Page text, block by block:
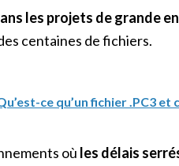
les projets de grande
centaines de fichiers.
ce qu’un fichier .PC3
où les délais